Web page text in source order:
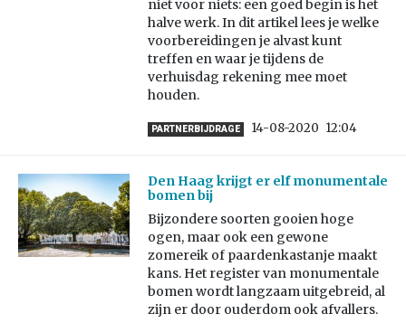
niet voor niets: een goed begin is het
halve werk. In dit artikel lees je welke
voorbereidingen je alvast kunt
treffen en waar je tijdens de
verhuisdag rekening mee moet
houden.
PARTNERBIJDRAGE 14-08-2020 12:04
Den Haag krijgt er elf monumentale
bomen bij
Bijzondere soorten gooien hoge
ogen, maar ook een gewone
zomereik of paardenkastanje maakt
kans. Het register van monumentale
bomen wordt langzaam uitgebreid, al
zijn er door ouderdom ook afvallers.